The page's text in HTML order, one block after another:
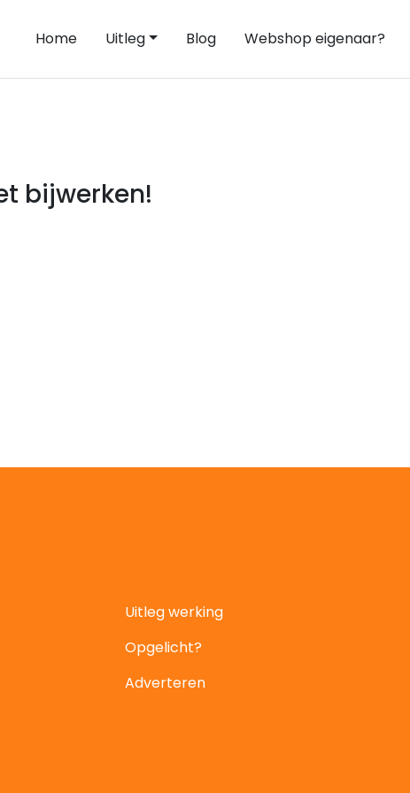
Home Uitleg Blog Webshop eigenaar?
bijwerken!
Uitleg werking
Opgelicht?
Adverteren